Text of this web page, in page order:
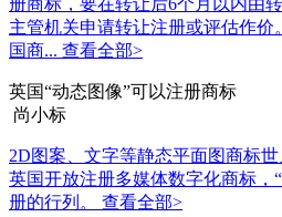
主管机关申请转让注册或评估作
国商... 查看全部>
英国“动态图像”可以注册商标
尚小标
2D图案、文字等静态平面图商标
英国开放注册多媒体数字化商标，
册的行列。 查看全部>